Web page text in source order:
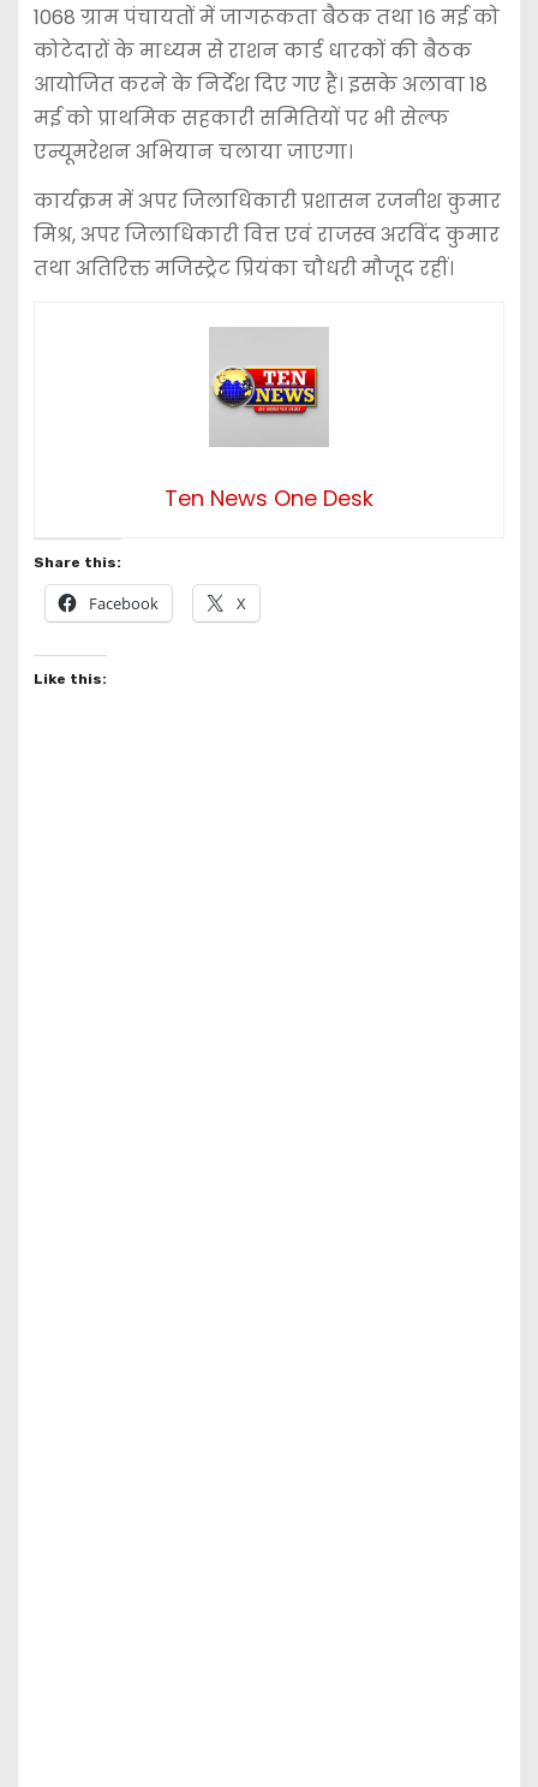
1068 ग्राम पंचायतों में जागरूकता बैठक तथा 16 मई को
कोटेदारों के माध्यम से राशन कार्ड धारकों की बैठक
आयोजित करने के निर्देश दिए गए हैं। इसके अलावा 18
मई को प्राथमिक सहकारी समितियों पर भी सेल्फ
एन्यूमरेशन अभियान चलाया जाएगा।
कार्यक्रम में अपर जिलाधिकारी प्रशासनरजनीश कुमार
मिश्र, अपर जिलाधिकारी वित्त एवं राजस्वअरविंद कुमार
तथा अतिरिक्त मजिस्ट्रेटप्रियंका चौधरीमौजूद रहीं।
Ten News One Desk
Share this:
Facebook X
Like this: